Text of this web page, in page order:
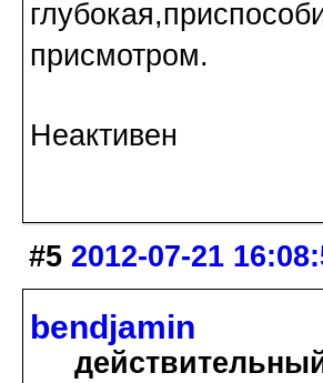
присмотром.
Неактивен
#5 2012-07-21
bendjamin